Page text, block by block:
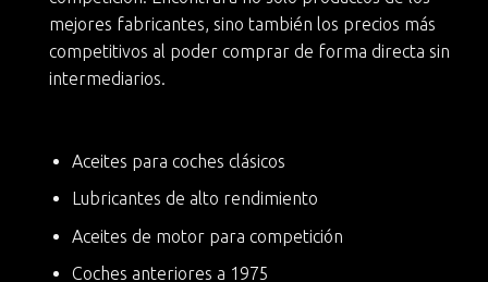
mejores fabricantes, sino también los precios más
competitivos al poder comprar de forma directa sin
intermediarios.
Aceites para coches clásicos
Lubricantes de alto rendimiento
Aceites de motor para competición
Coches anteriores a 1975